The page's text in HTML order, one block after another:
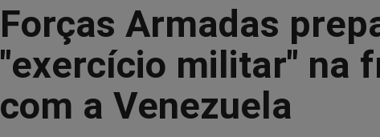
Forças Armadas
"exercício militar" na
com a Venezuela